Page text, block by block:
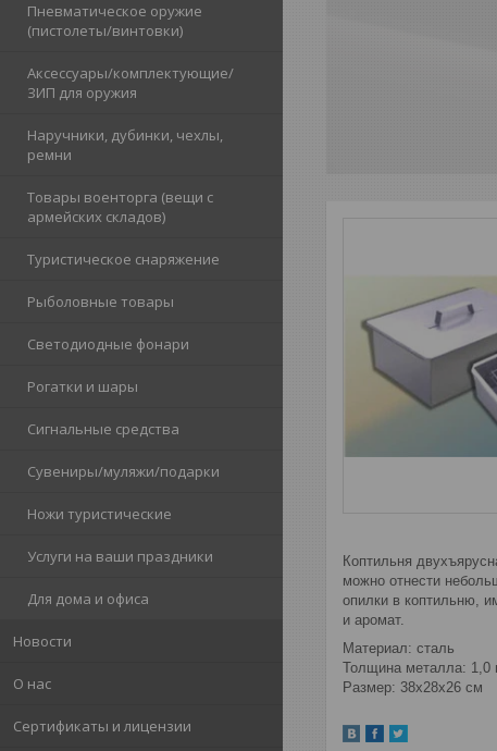
Пневматическое оружие
(пистолеты/винтовки)
Аксессуары/комплектующие/
ЗИП для оружия
Наручники, дубинки, чехлы,
ремни
Товары военторга (вещи с
армейских складов)
Туристическое снаряжение
Рыболовные товары
Светодиодные фонари
Рогатки и шары
Сигнальные средства
Сувениры/муляжи/подарки
Ножи туристические
Услуги на ваши праздники
Для дома и офиса
Новости
О нас
Сертификаты и лицензии
Коптильня
можно отнести
опилки в коптильню,
и аромат.
Материал: сталь
Толщина металла: 1,0
Размер: 38х28х26 см